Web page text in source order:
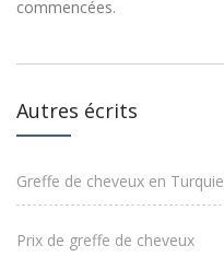
commencées.
Autres écrits
Greffe de cheveux en Turquie
Prix de greffe de cheveux